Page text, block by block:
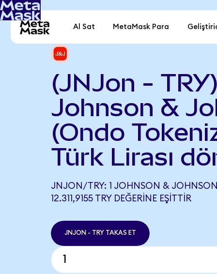
Al Sat MetaMask Para
(JNJon -
Johnson &
(Ondo
Türk Lirası
JNJON/TRY: 1 JOHNSON &
12.311,9155 TRY DEĞERINE EŞITTIR
JNJON - TRY TAKAS ET